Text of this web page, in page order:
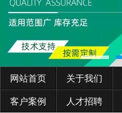
网站首页 关于我们
客户案例 人才招聘